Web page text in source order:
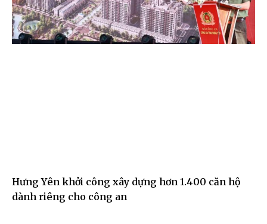
Hưng Yên khởi công xây dựng hơn 1.400 căn hộ
dành riêng cho công an